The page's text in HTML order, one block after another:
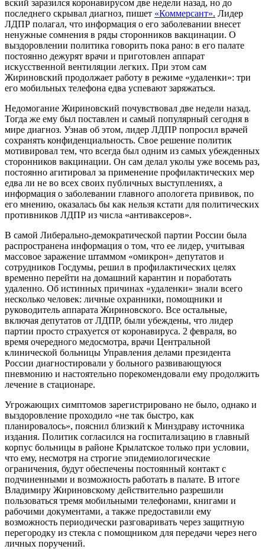
вский заразился коронавирусом две недели назад, но до
последнего скрывал диагноз, пишет «Коммерсант». Лидер
ЛДПР полагал, что информация о его заболевании внесет
ненужные сомнения в ряды сторонников вакцинации. О
выздоровлении политика говорить пока рано: в его палате
постоянно дежурят врачи и приготовлен аппарат
искусственной вентиляции легких. При этом сам
Жириновский продолжает работу в режиме «удаленки»: три
его мобильных телефона едва успевают заряжаться.
Недомогание Жириновский почувствовал две недели назад.
Тогда же ему был поставлен и самый популярный сегодня в
мире диагноз. Узнав об этом, лидер ЛДПР попросил врачей
сохранять конфиденциальность. Свое решение политик
мотивировал тем, что всегда был одним из самых убежденных
сторонников вакцинации. Он сам делал уколы уже восемь раз,
постоянно агитировал за применение профилактических мер
едва ли не во всех своих публичных выступлениях, а
информация о заболевании главного апологета прививок, по
его мнению, оказалась бы как нельзя кстати для политических
противников ЛДПР из числа «антиваксеров».
В самой Либерально-демократической партии России была
распространена информация о том, что ее лидер, учитывая
массовое заражение штаммом «омикрон» депутатов и
сотрудников Госдумы, решил в профилактических целях
временно перейти на домашний карантин и поработать
удаленно. Об истинных причинах «удаленки» знали всего
несколько человек: личные охранники, помощники и
руководитель аппарата Жириновского. Все остальные,
включая депутатов от ЛДПР, были убеждены, что лидер
партии просто страхуется от коронавируса. 2 февраля, во
время очередного медосмотра, врачи Центральной
клинической больницы Управления делами президента
России диагностировали у больного развивающуюся
пневмонию и настоятельно порекомендовали ему продолжить
лечение в стационаре.
Угрожающих симптомов зарегистрировано не было, однако и
выздоровление проходило «не так быстро, как
планировалось», пояснил близкий к Минздраву источника
издания. Политик согласился на госпитализацию в главный
корпус больницы в районе Крылатское только при условии,
что ему, несмотря на строгие эпидемиологические
ограничения, будут обеспечены постоянный контакт с
подчиненными и возможность работать в палате. В итоге
Владимиру Жириновскому действительно разрешили
пользоваться тремя мобильными телефонами, книгами и
рабочими документами, а также предоставили ему
возможность периодически разговаривать через защитную
перегородку из стекла с помощником для передачи через него
личных поручений.